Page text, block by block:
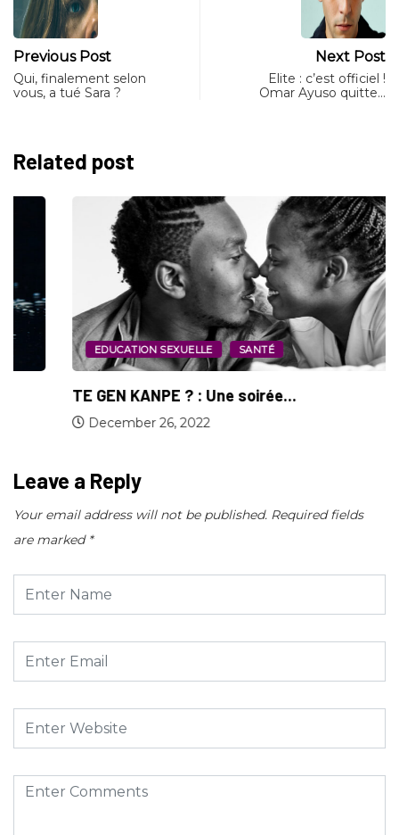
Previous Post
Qui, finalement selon
vous, a tué Sara ?
Next Post
Elite : c’est officiel !
Omar Ayuso quitte…
Related post
EDUCATION SEXUELLE SANTÉ
TE GEN KANPE ? : Une soirée...
December 26, 2022
Leave a Reply
Your email address will not be published. Required fields
are marked *